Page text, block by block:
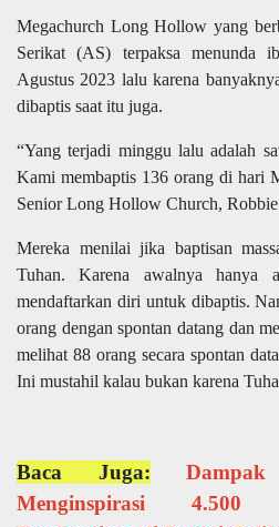
Megachurch Long Hollow yang
Serikat (AS) terpaksa menunda
Agustus 2023 lalu karena
dibaptis saat itu juga.
“Yang terjadi minggu lalu adalah
Kami membaptis 136 orang di hari
Senior Long Hollow Church,
Mereka menilai jika baptisan
Tuhan. Karena awalnya hanya
mendaftarkan diri untuk dibaptis.
orang dengan spontan datang dan
melihat 88 orang secara spontan
Ini mustahil kalau bukan karena
Baca Juga:
Menginspirasi